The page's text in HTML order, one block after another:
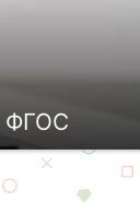
ФГОС